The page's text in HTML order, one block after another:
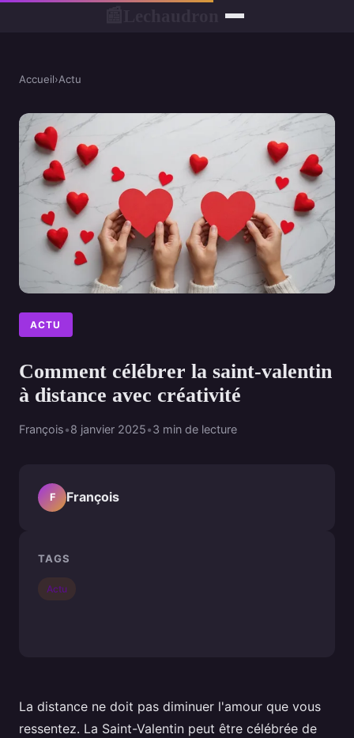
Accueil›Actu
ACTU
Comment célébrer la saint-valentin
à distance avec créativité
François•8 janvier 2025•3 min de lecture
La distance ne doit pas diminuer l'amour que vous
ressentez. La Saint-Valentin peut être célébrée de
F François
TAGS
Actu